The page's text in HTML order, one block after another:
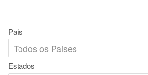
País
Estados